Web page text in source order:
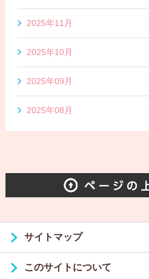
2025年11月
2025年10月
2025年09月
2025年08月
サイトマップ
このサイトについて